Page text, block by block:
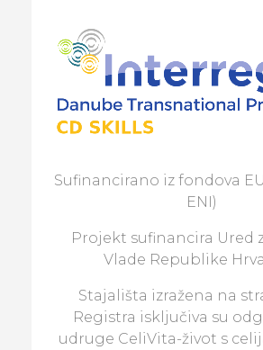
Sufinancirano iz fondova EU
ENI)
Projekt sufinancira Ured
Vlade Republike
Stajališta izražena na
Registra isključiva su
udruge CeliVita-život s